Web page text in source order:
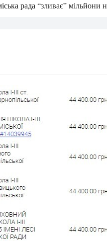
рада “зливає”